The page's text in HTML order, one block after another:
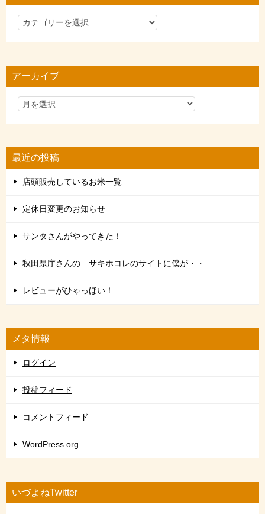
カ
リ
アーカイブ
最近の投稿
店頭販売しているお米一覧
定休日変更のお知らせ
サンタさんがやってきた！
秋田県庁さんの サキホコレのサイトに僕が・・
レビューがひゃっほい！
メタ情報
ログイン
投稿フィード
コメントフィード
WordPress.org
いづよねTwitter